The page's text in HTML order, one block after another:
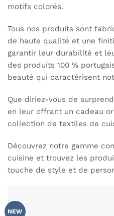
motifs colorés.
Tous nos produits sont
de haute qualité et une
garantir leur durabilité et
des produits 100 %
beauté qui caractérisent
Que diriez-vous de
en leur offrant un cadeau
collection de textiles de
Découvrez notre gamme
cuisine et trouvez les
touche de style et de
NEW